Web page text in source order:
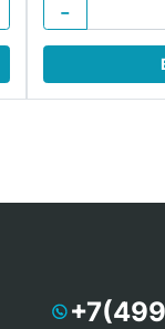
−